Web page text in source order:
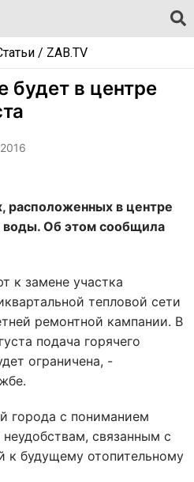
/ ZAB.TV
будет в центре
расположенных в центре
воды. Об этом сообщила
к замене участка
тепловой сети
ремонтной кампании. В
подача горячего
ограничена, -
города с пониманием
связанным с
к будущему отопительному